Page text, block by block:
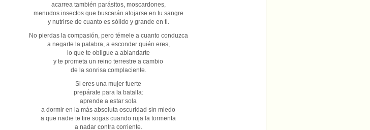
acarrea también parásitos, moscardones,
menudos insectos que buscarán alojarse en tu sangre
y nutrirse de cuanto es sólido y grande en ti.
No pierdas la compasión, pero témele a cuanto conduzca
a negarte la palabra, a esconder quién eres,
lo que te obligue a ablandarte
y te prometa un reino terrestre a cambio
de la sonrisa complaciente.
Si eres una mujer fuerte
prepárate para la batalla:
aprende a estar sola
a dormir en la más absoluta oscuridad sin miedo
a que nadie te tire sogas cuando ruja la tormenta
a nadar contra corriente.